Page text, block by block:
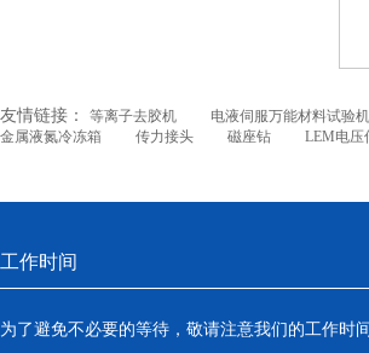
友情链接： 等离子去胶机 电液伺服万能材料试验机
金属液氮冷冻箱
传力接头 磁座钻 LEM电压
工作时间
为了避免不必要的等待，敬请注意我们的工作时